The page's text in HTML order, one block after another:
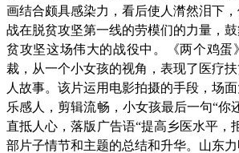
画结合颇具感染力，看后使人潸然泪下
战在脱贫攻坚第一线的劳模们的力量，
贫攻坚这场伟大的战役中。《两个鸡蛋
裁，从一个小女孩的视角，表现了医疗
人故事。该片运用电影拍摄的手段，场
乐感人，剪辑流畅，小女孩最后一句“你
直抵人心，落版广告语“提高乡医水平，
部片子情节和主题的总结和升华。山东